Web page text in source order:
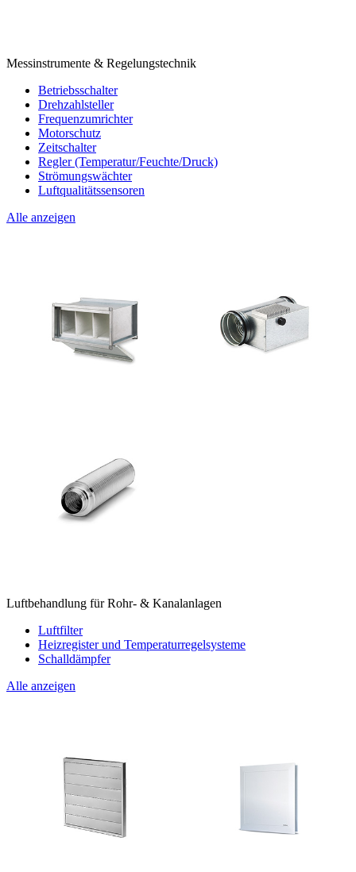
Messinstrumente & Regelungstechnik
Betriebsschalter
Drehzahlsteller
Frequenzumrichter
Motorschutz
Zeitschalter
Regler (Temperatur/Feuchte/Druck)
Strömungswächter
Luftqualitätssensoren
Alle anzeigen
Luftbehandlung für Rohr- & Kanalanlagen
Luftfilter
Heizregister und Temperaturregelsysteme
Schalldämpfer
Alle anzeigen